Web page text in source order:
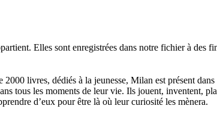
Elles sont enregistrées dans notre fichier à des
livres, dédiés à la jeunesse, Milan est présent
tous les moments de leur vie. Ils jouent, inventent,
d’eux pour être là où leur curiosité les mènera.